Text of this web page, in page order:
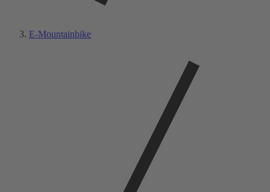
E-Mountainbike